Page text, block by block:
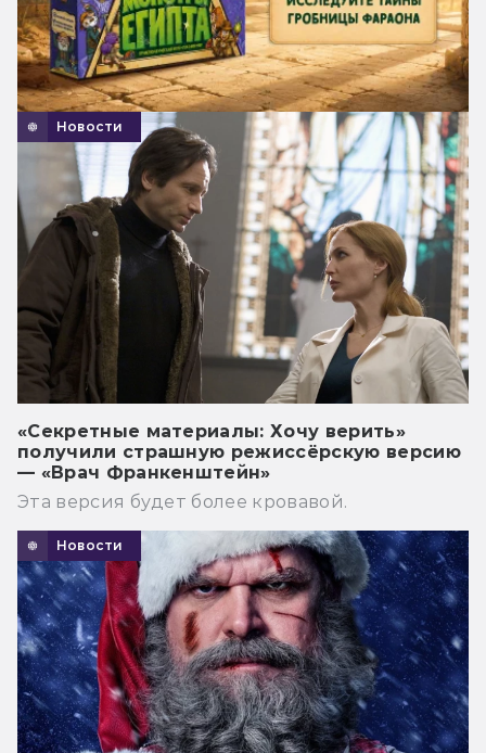
Новости
«Секретные материалы: Хочу верить»
получили страшную режиссёрскую версию
— «Врач Франкенштейн»
Эта версия будет более кровавой.
Новости